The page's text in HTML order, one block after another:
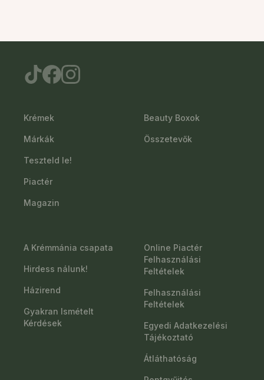
Krémek
Márkák
Teszteld le!
Piactér
Magazin
Beauty Boxok
Összetevők
A Krémmánia csapata
Hirdess nálunk!
Házirend
Gyakran Ismételt
Kérdések
Online Piactér
Felhasználási
Feltételek
Felhasználási
Feltételek
Egyedi Adatkezelési
Tájékoztató
Átláthatóság